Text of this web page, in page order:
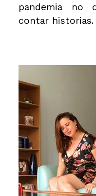
pandemia no
contar historias.